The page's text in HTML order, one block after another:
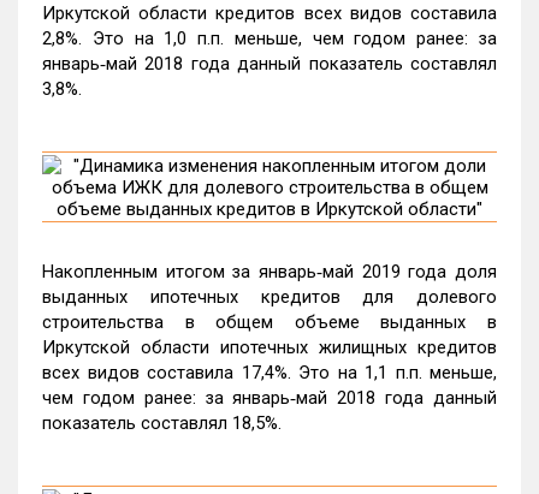
Иркутской области кредитов всех видов составила
2,8%. Это на 1,0 п.п. меньше, чем годом ранее: за
январь‑май 2018 года данный показатель составлял
3,8%.
Накопленным итогом за январь‑май 2019 года доля
выданных ипотечных кредитов для долевого
строительства в общем объеме выданных в
Иркутской области ипотечных жилищных кредитов
всех видов составила 17,4%. Это на 1,1 п.п. меньше,
чем годом ранее: за январь‑май 2018 года данный
показатель составлял 18,5%.